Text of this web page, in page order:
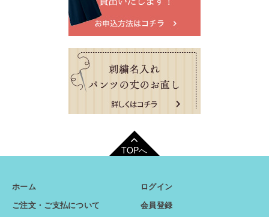
TOPへ
ホーム
ご注文・ご支払について
ログイン
会員登録